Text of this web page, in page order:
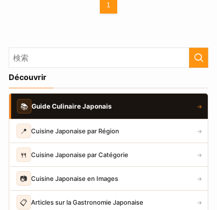
1
Découvrir
📚 Guide Culinaire Japonais →
📍 Cuisine Japonaise par Région →
🍴 Cuisine Japonaise par Catégorie →
📷 Cuisine Japonaise en Images →
📋 Articles sur la Gastronomie Japonaise →